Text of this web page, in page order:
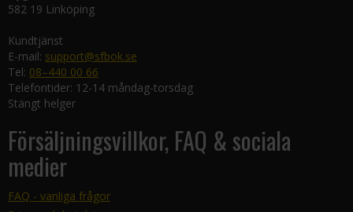
582 19 Linköping
Kundtjänst
E-mail: support@sfbok.se
Tel: 08–440 00 66
Telefontider: 12-14 måndag-torsdag
Stängt helger
Försäljningsvillkor, FAQ & sociala
medier
FAQ - vanliga frågor